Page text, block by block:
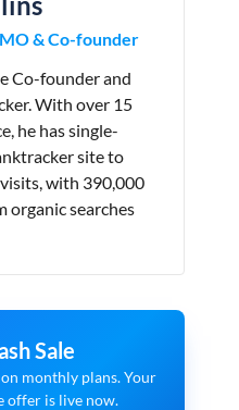
& Co-founder
Co-founder and
With over 15
he has single-
site to
with 390,000
organic searches
Sale
monthly plans. Your
offer is live now.